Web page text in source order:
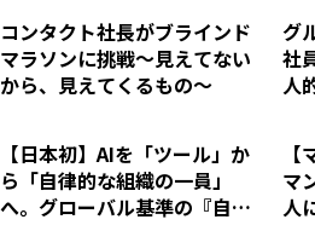
採
コンタクト社長がブラインド
マラソンに挑戦～見えてない
から、見えてくるもの～
グ
社
人
【日本初】AIを「ツール」か
ら「自律的な組織の一員」
へ。グローバル基準の『自律
マ
人